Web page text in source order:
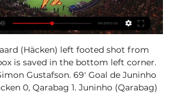
(Häcken) left footed shot from
is saved in the bottom left corner.
Gustafson. 69' Goal de Juninho
0, Qarabag 1. Juninho (Qarabag)